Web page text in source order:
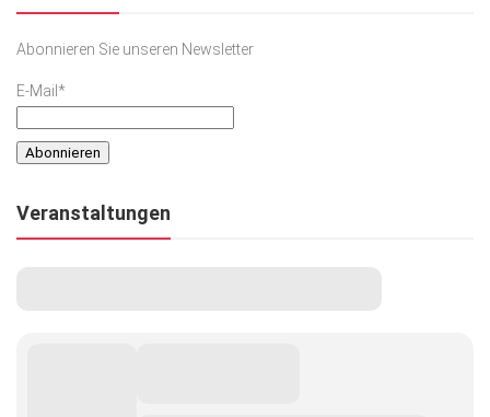
Abonnieren Sie unseren Newsletter
E-Mail*
Veranstaltungen